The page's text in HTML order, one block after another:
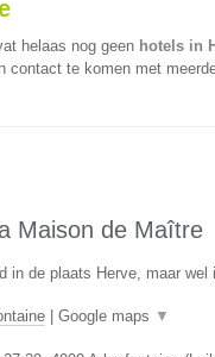
helaas nog geen hotels in
contact te komen met
Maison de Maître
in de plaats Herve, maar wel
| Google maps ▼